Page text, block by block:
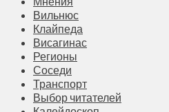
Вильнюс
Клайпеда
Висагинас
Регионы
Соседи
Транспорт
Выбор читателей